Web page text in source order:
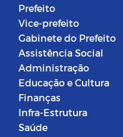
Prefeito
Vice-prefeito
Gabinete do Prefeito
Assistência Social
Administração
Educação e Cultura
Finanças
Infra-Estrutura
Saúde